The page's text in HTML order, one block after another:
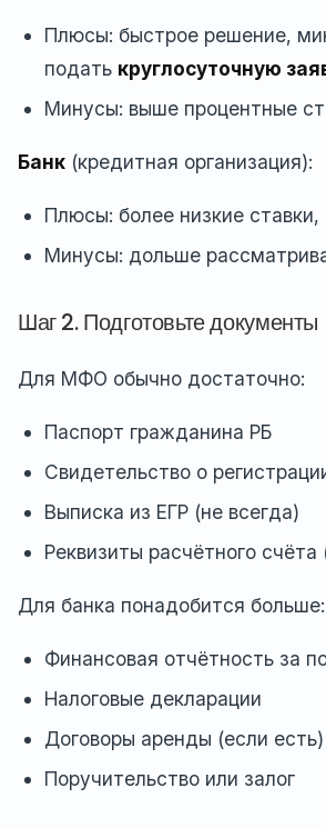
Плюсы: быстрое решение,
подать круглосуточную
Минусы: выше процентные
Банк (кредитная организация):
Плюсы: более низкие
Минусы: дольше
Шаг 2. Подготовьте документы
Для МФО обычно достаточно:
Паспорт гражданина РБ
Свидетельство о
Выписка из ЕГР (не всегда)
Реквизиты расчётного счёта
Для банка понадобится больше:
Финансовая отчётность за
Налоговые декларации
Договоры аренды (если есть)
Поручительство или залог